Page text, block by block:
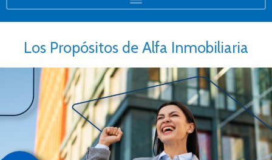
Los Propósitos de Alfa Inmobiliaria